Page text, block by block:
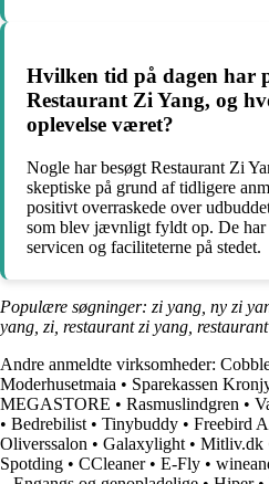
Hvilken tid på dagen har
Restaurant Zi Yang, og
oplevelse været?
Nogle har besøgt Restaurant Zi
skeptiske på grund af tidligere
positivt overraskede over
som blev jævnligt fyldt op. De har
servicen og faciliteterne på stedet.
Populære søgninger: zi yang, ny zi
yang, zi, restaurant zi yang,
Andre anmeldte virksomheder:
Moderhusetmaia • Sparekassen
MEGASTORE • Rasmuslindgren •
• Bedrebilist • Tinybuddy • Freebird
Oliverssalon • Galaxylight • Mitliv.dk
Spotding • CCleaner • E-Fly •